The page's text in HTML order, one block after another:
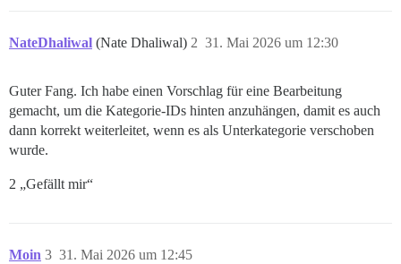
NateDhaliwal (Nate Dhaliwal) 31. Mai 2026 um 12:30
2
Guter Fang. Ich habe einen Vorschlag für eine Bearbeitung
gemacht, um die Kategorie-IDs hinten anzuhängen, damit es auch
dann korrekt weiterleitet, wenn es als Unterkategorie verschoben
wurde.
2 „Gefällt mir“
Moin 31. Mai 2026 um 12:45
3